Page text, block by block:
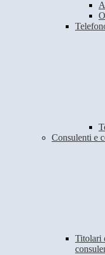
Consulenti e
Titolari